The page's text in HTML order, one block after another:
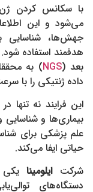
با سکانس کردن
می‌شود و این
جهش‌ها، شناسایی
هدفمند استفاده
بعد (NGS) به
داده ژنتیکی را با
این فرایند نه
بیماری‌ها و شناسایی
علم پزشکی برای
حیاتی ایفا می‌کند.
شرکتایلومینایکی